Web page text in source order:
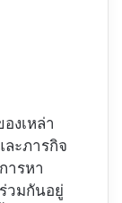
งเหล่า
ะภารกิจ
ารหา
วมกันอยู่